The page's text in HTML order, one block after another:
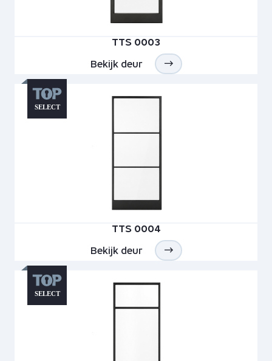
TTS 0003
Bekijk deur
TTS 0004
Bekijk deur